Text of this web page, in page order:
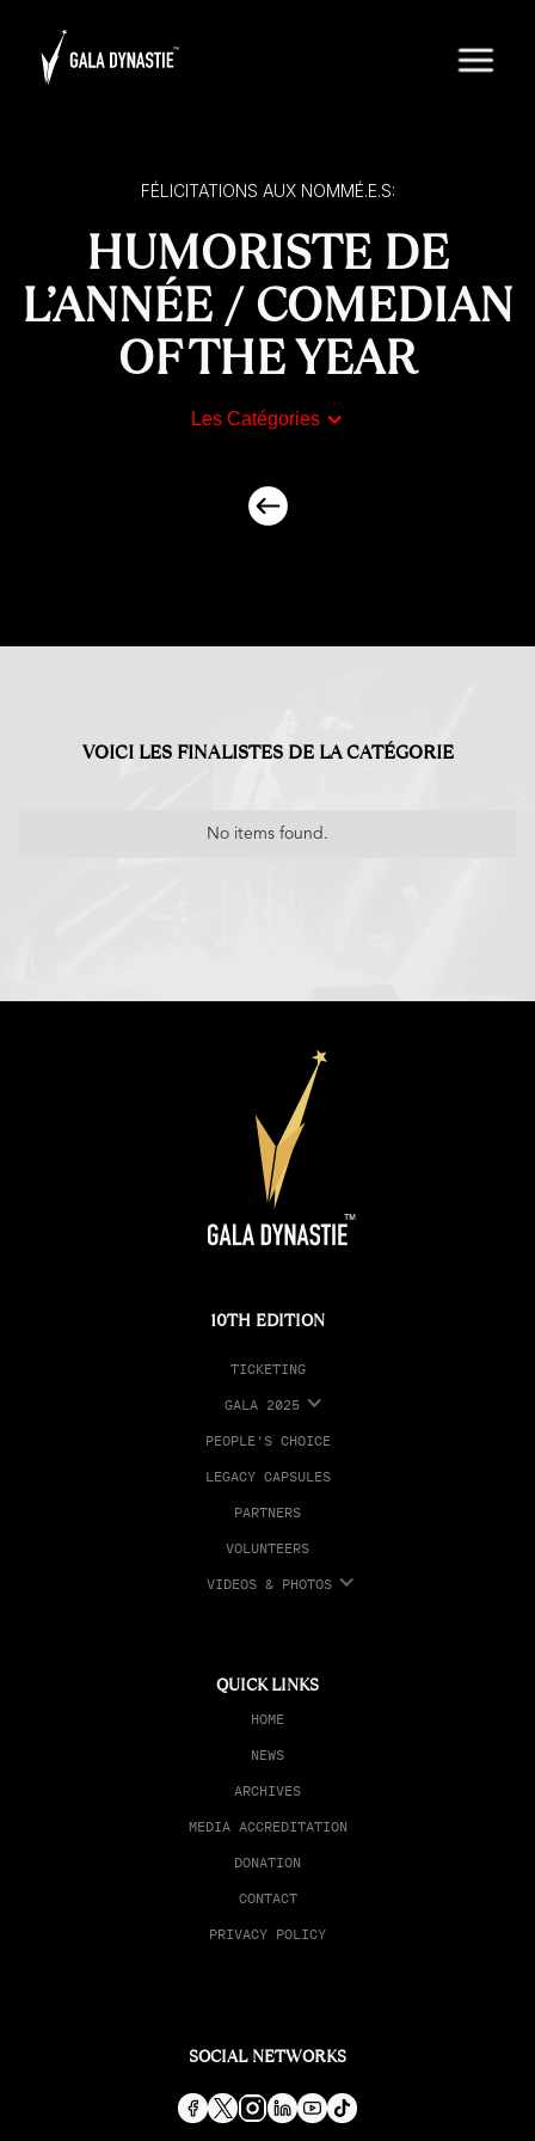
FÉLICITATIONS AUX NOMMÉ.E.S:
HUMORISTE DE
L’ANNÉE / COMEDIAN
OF THE YEAR
Les Catégories
VOICI LES FINALISTES DE LA CATÉGORIE
No items found.
10TH EDITION
TICKETING
GALA 2025
PEOPLE'S CHOICE
LEGACY CAPSULES
PARTNERS
VOLUNTEERS
VIDEOS & PHOTOS
QUICK LINKS
HOME
NEWS
ARCHIVES
MEDIA ACCREDITATION
DONATION
CONTACT
PRIVACY POLICY
SOCIAL NETWORKS